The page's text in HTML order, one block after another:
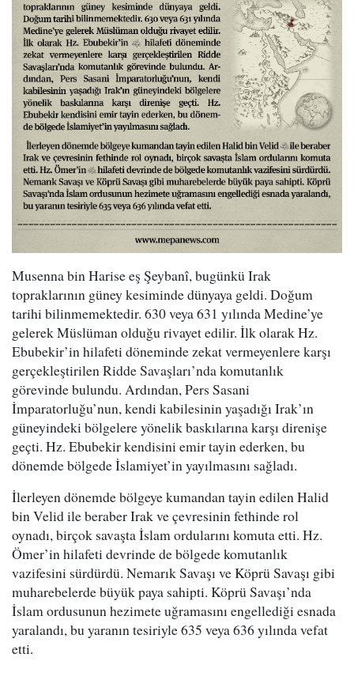
Musenna bin Harise eş Şeybanî, bugünkü Irak
topraklarının güney kesiminde dünyaya geldi. Doğum
tarihi bilinmemektedir. 630 veya 631 yılında Medine’ye
gelerek Müslüman olduğu rivayet edilir. İlk olarak Hz.
Ebubekir’in hilafeti döneminde zekat vermeyenlere karşı
gerçekleştirilen Ridde Savaşları’nda komutanlık
görevinde bulundu. Ardından, Pers Sasani
İmparatorluğu’nun, kendi kabilesinin yaşadığı Irak’ın
güneyindeki bölgelere yönelik baskılarına karşı direnişe
geçti. Hz. Ebubekir kendisini emir tayin ederken, bu
dönemde bölgede İslamiyet’in yayılmasını sağladı.
İlerleyen dönemde bölgeye kumandan tayin edilen Halid
bin Velid ile beraber Irak ve çevresinin fethinde rol
oynadı, birçok savaşta İslam ordularını komuta etti. Hz.
Ömer’in hilafeti devrinde de bölgede komutanlık
vazifesini sürdürdü. Nemarık Savaşı ve Köprü Savaşı gibi
muharebelerde büyük paya sahipti. Köprü Savaşı’nda
İslam ordusunun hezimete uğramasını engellediği esnada
yaralandı, bu yaranın tesiriyle 635 veya 636 yılında vefat
etti.